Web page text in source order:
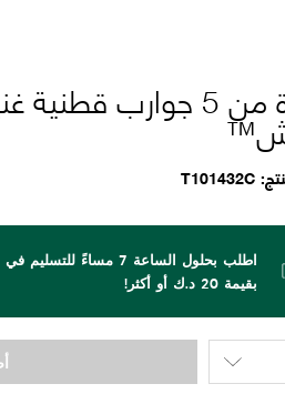
عبوة من 5 جوارب
T101432C
اطلب بحلول الساعة 7
بقيمة 20 د.ك أو أكثر!